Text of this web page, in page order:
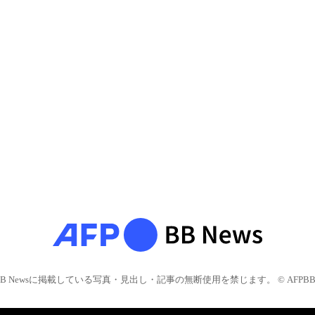
Newsに掲載している写真・見出し・記事の無断使用を禁じます。 © AFPBB